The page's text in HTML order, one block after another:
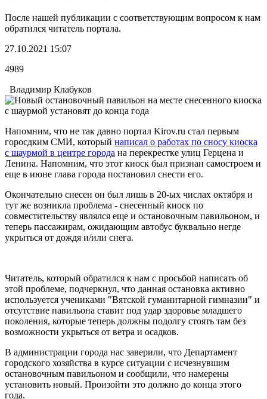
После нашей публикации с соответствующим вопросом к нам
обратился читатель портала.
27.10.2021 15:07
4989
Владимир Клабуков
Напомним, что не так давно портал Kirov.ru стал первым
горосдким СМИ, который написал о работах по сносу киоска
с шаурмой в центре города на перекрестке улиц Герцена и
Ленина. Напомним, что этот киоск был признан самостроем и
еще в июне глава города постановил снести его.
Окончательно снесен он был лишь в 20-ых числах октября и
тут же возникла проблема - снесенный киоск по
совместительству являлся еще и остановочным павильоном, и
теперь пассажирам, ожидающим автобус буквально негде
укрыться от дождя и/или снега.
Читатель, который обратился к нам с просьбой написать об
этой проблеме, подчеркнул, что данная остановка активно
используется учениками "Вятской гуманитарной гимназии" и
отсутствие павильона ставит под удар здоровье младшего
поколения, которые теперь должны подолгу стоять там без
возможности укрыться от ветра и осадков.
В администрации города нас заверили, что Департамент
городского хозяйства в курсе ситуации с исчезнувшим
остановочным павильоном и сообщили, что намерены
установить новый. Произойти это должно до конца этого
года.